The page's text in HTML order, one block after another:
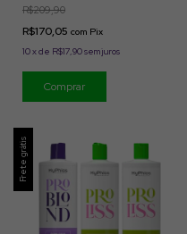
R$209,90
R$170,05 com Pix
10xde R$17,90sem juros
Frete grátis